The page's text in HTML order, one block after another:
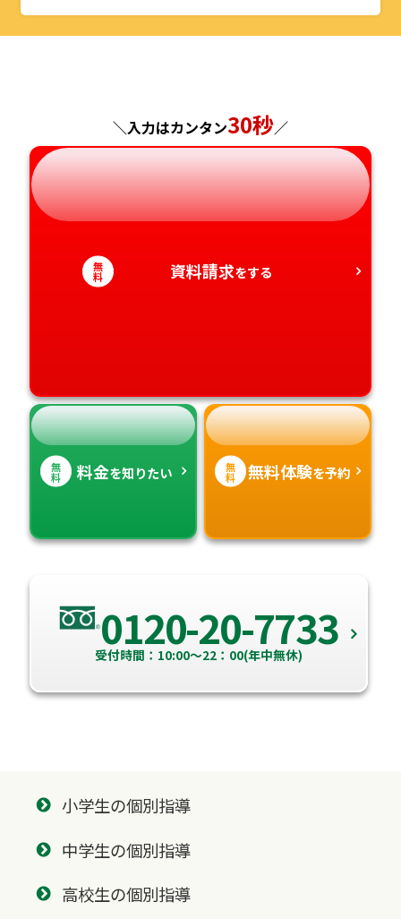
山形県
千葉県
神奈川県
福井県
岐阜県
静岡県
愛知県
京都府
兵庫県
奈良県
和歌山県
島根県
広島県
山口県
徳島県
香川県
福岡県
長崎県
熊本県
大分県
宮崎県
＼入力はカンタン30秒／
無
料 資料請求をする
無
料 料金を知りたい 無
料 無料体験を予約
0120-20-7733
受付時間：10:00～22：00(年中無休)
小学生の個別指導
中学生の個別指導
高校生の個別指導